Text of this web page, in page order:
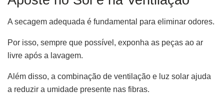
A secagem adequada é fundamental para eliminar odores.
Por isso, sempre que possível, exponha as peças ao ar
livre após a lavagem.
Além disso, a combinação de ventilação e luz solar ajuda
a reduzir a umidade presente nas fibras.